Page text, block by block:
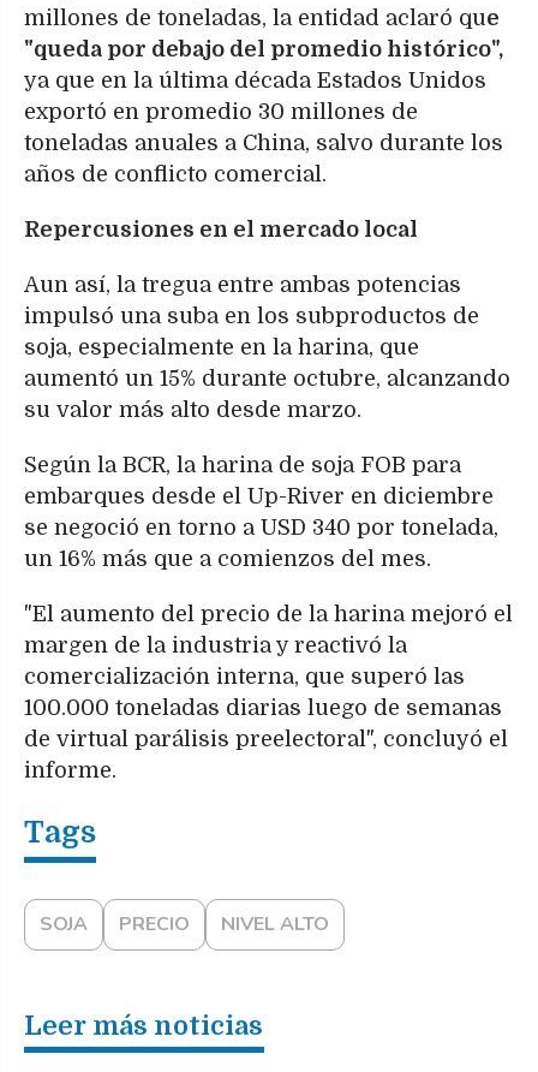
millones de toneladas, la entidad aclaró que
"queda por debajo del promedio histórico",
ya que en la última década Estados Unidos
exportó en promedio 30 millones de
toneladas anuales a China, salvo durante los
años de conflicto comercial.
Repercusiones en el mercado local
Aun así, la tregua entre ambas potencias
impulsó una suba en los subproductos de
soja, especialmente en la harina, que
aumentó un 15% durante octubre, alcanzando
su valor más alto desde marzo.
Según la BCR, la harina de soja FOB para
embarques desde el Up-River en diciembre
se negoció en torno a USD 340 por tonelada,
un 16% más que a comienzos del mes.
"El aumento del precio de la harina mejoró el
margen de la industria y reactivó la
comercialización interna, que superó las
100.000 toneladas diarias luego de semanas
de virtual parálisis preelectoral", concluyó el
informe.
SOJA PRECIO NIVEL ALTO
Leer más noticias